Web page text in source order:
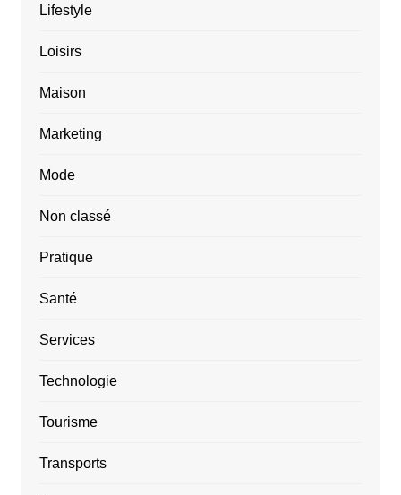
Lifestyle
Loisirs
Maison
Marketing
Mode
Non classé
Pratique
Santé
Services
Technologie
Tourisme
Transports